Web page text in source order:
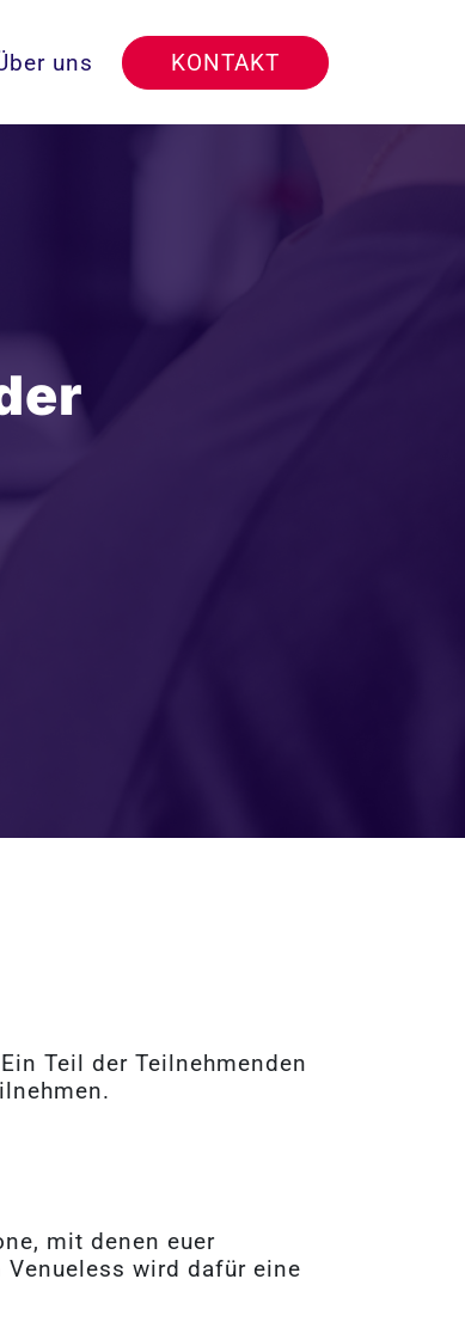
uns KONTAKT
Teil der Teilnehmenden
mit denen euer
wird dafür eine